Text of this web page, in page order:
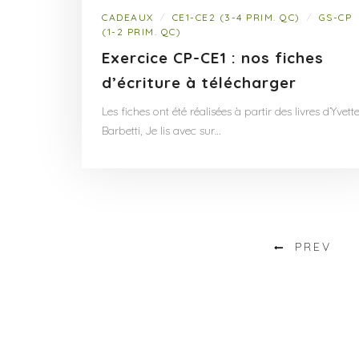
CADEAUX / CE1-CE2 (3-4 PRIM. QC) /
GS-CP
(1-2 PRIM. QC)
Exercice CP-CE1 : nos fiches
d’écriture à télécharger
Les fiches ont été réalisées à partir des livres d’Yvette
Barbetti, Je lis avec sur…
PREV